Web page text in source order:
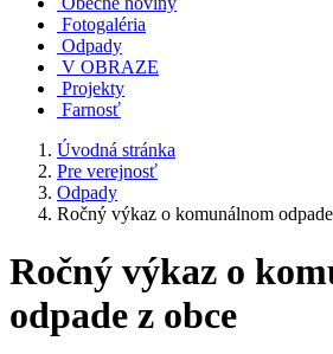
Fotogaléria
Odpady
V OBRAZE
Projekty
Farnosť
Úvodná stránka
Pre verejnosť
Odpady
Ročný výkaz o komunálnom
Ročný výkaz o
odpade z obce